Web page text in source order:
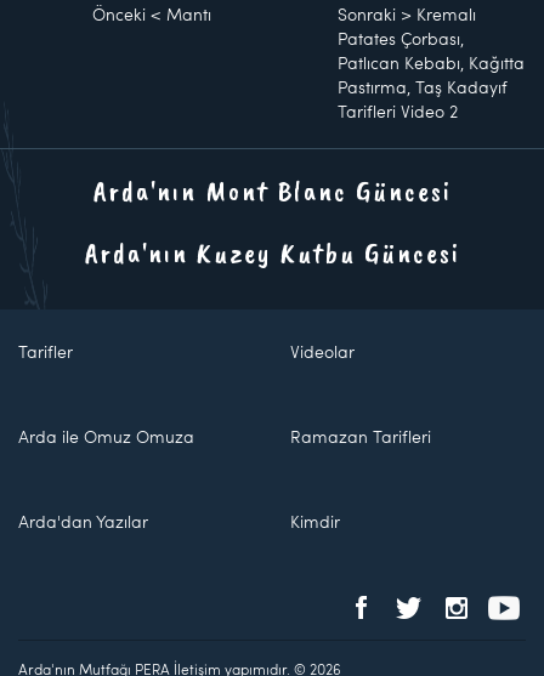
Önceki < Mantı Sonraki > Kremalı
Patates Çorbası,
Patlıcan Kebabı, Kağıtta
Pastırma, Taş Kadayıf
Tarifleri Video 2
Arda'nın Mont Blanc Güncesi
Arda'nın Kuzey Kutbu Güncesi
Tarifler Videolar
Arda ile Omuz Omuza Ramazan Tarifleri
Arda'dan Yazılar Kimdir
Arda'nın Mutfağı PERA İletişim yapımıdır. © 2026